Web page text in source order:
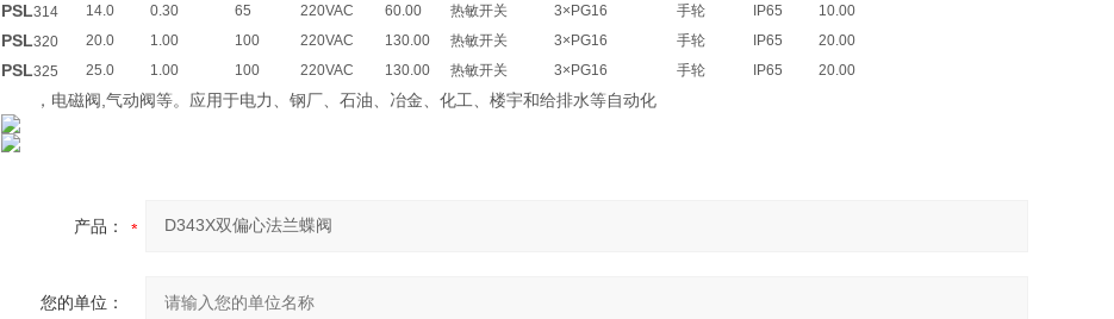
PSL314 14.0 0.30 65 220VAC 60.00 热敏开关 3×PG16 手轮 IP65 10.00
PSL320 20.0 1.00 100 220VAC 130.00 热敏开关 3×PG16 手轮 IP65 20.00
PSL325 25.0 1.00 100 220VAC 130.00 热敏开关 3×PG16 手轮 IP65 20.00
，电磁阀,气动阀等。应用于电力、钢厂、石油、冶金、化工、楼宇和给排水等自动化
产品：
您的单位：